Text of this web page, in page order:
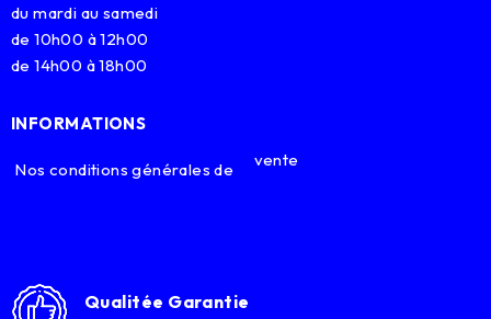
du mardi au samedi
de 10h00 à 12h00
de 14h00 à 18h00
INFORMATIONS
Nos conditions générales de vente
Qualitée Garantie